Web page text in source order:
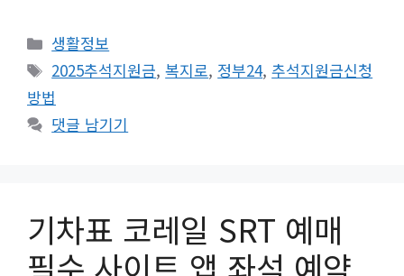
카
테
고
리
생활정보
태
그
2025추석지원금,복지로, 정부24,추석지원금신청
방법
댓글 남기기
기차표 코레일 SRT 예매
필수 사이트 앱 좌석 예약